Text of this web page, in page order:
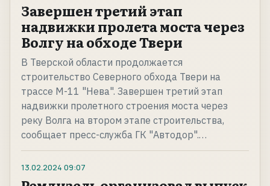
Завершен третий этап
надвижки пролета моста через
Волгу на обходе Твери
В Тверской области продолжается
строительство Северного обхода Твери на
трассе М-11 "Нева". Завершен третий этап
надвижки пролетного строения моста через
реку Волга на втором этапе строительства,
сообщает пресс-служба ГК "Автодор".…
13.02.2024 09:07